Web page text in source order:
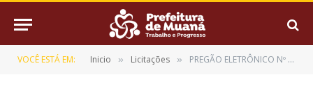
VOCÊ ESTÁ EM: Inicio » Licitações » PREGÃO ELETRÔNICO Nº 9/2019-013-SRP (Registro de preços para eventual aquisição de material de laboratório)